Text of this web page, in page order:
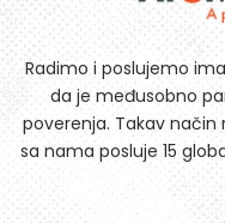
Radimo i poslujemo
da je međusobno
poverenja. Takav
sa nama posluje 15